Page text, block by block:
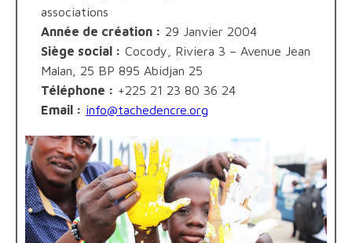
associations
Année de création : 29 Janvier 2004
Siège social : Cocody, Riviera 3 – Avenue Jean
Malan, 25 BP 895 Abidjan 25
Téléphone : +225 21 23 80 36 24
Email : info@tachedencre.org